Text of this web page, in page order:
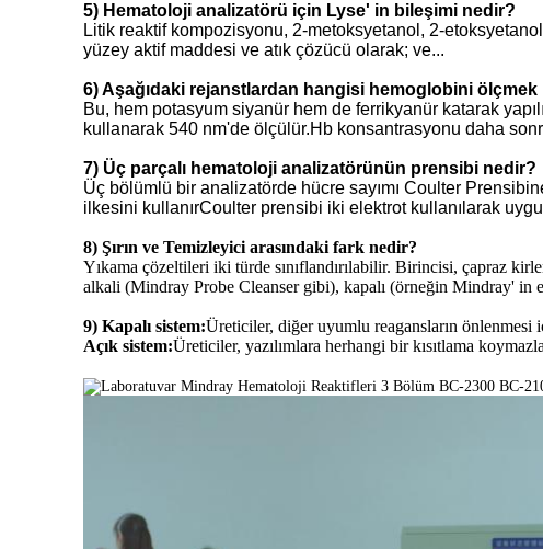
5) Hematoloji analizatörü için Lyse' in bileşimi nedir?
Litik reaktif kompozisyonu, 2-metoksyetanol, 2-
yüzey aktif maddesi ve atık çözücü olarak; ve...
6) Aşağıdaki rejanstlardan hangisi hemoglobini ölçmek
Bu, hem potasyum siyanür hem de ferrikyanür katarak
kullanarak 540 nm'de ölçülür.Hb konsantrasyonu daha
7) Üç parçalı hematoloji analizatörünün prensibi nedir?
Üç bölümlü bir analizatörde hücre sayımı Coulter
ilkesini kullanırCoulter prensibi iki elektrot kullanılarak
8) Şırın ve Temizleyici arasındaki fark nedir?
Yıkama çözeltileri iki türde sınıflandırılabilir. Birincisi, çapraz
alkali (Mindray Probe Cleanser gibi), kapalı (örneğin Mindray' in
9) Kapalı sistem:Üreticiler, diğer uyumlu reagansların önlenmesi
Açık sistem:Üreticiler, yazılımlara herhangi bir kısıtlama